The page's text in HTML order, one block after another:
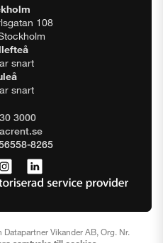
108
snart
snart
3000
8265
Vikander AB, Org. Nr.